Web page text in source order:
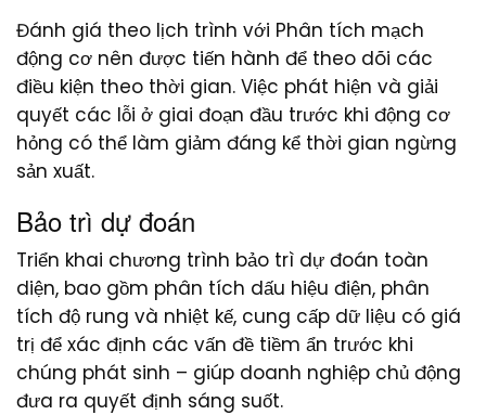
Đánh giá theo lịch trình với Phân tích mạch
động cơ nên được tiến hành để theo dõi các
điều kiện theo thời gian. Việc phát hiện và giải
quyết các lỗi ở giai đoạn đầu trước khi động cơ
hỏng có thể làm giảm đáng kể thời gian ngừng
sản xuất.
Bảo trì dự đoán
Triển khai chương trình bảo trì dự đoán toàn
diện, bao gồm phân tích dấu hiệu điện, phân
tích độ rung và nhiệt kế, cung cấp dữ liệu có giá
trị để xác định các vấn đề tiềm ẩn trước khi
chúng phát sinh – giúp doanh nghiệp chủ động
đưa ra quyết định sáng suốt.